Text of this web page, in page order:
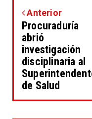
Anterior
Procuraduría
abrió
investigación
disciplinaria al
de Salud